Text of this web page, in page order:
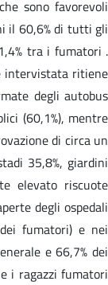
sono favorevoli
il 60,6% di tutti gli
tra i fumatori .
intervistata ritiene
degli autobus
(60,1%), mentre
di circa un
35,8%, giardini
elevato riscuote
degli ospedali
fumatori) e nei
e 66,7% dei
i ragazzi fumatori